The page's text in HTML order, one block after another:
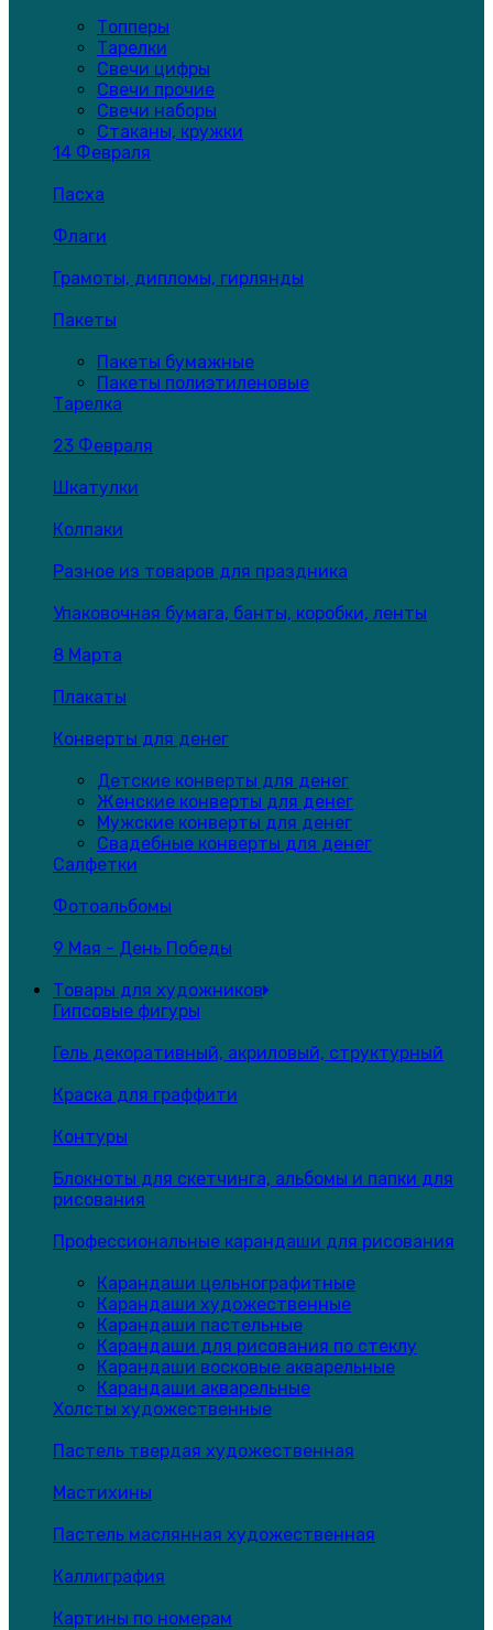
Топперы
Тарелки
Свечи цифры
Свечи прочие
Свечи наборы
Стаканы, кружки
14 Февраля
Пасха
Флаги
Грамоты, дипломы, гирлянды
Пакеты
Пакеты бумажные
Пакеты полиэтиленовые
Тарелка
23 Февраля
Шкатулки
Колпаки
Разное из товаров для праздника
Упаковочная бумага, банты, коробки, ленты
8 Марта
Плакаты
Конверты для денег
Детские конверты для денег
Женские конверты для денег
Мужские конверты для денег
Свадебные конверты для денег
Салфетки
Фотоальбомы
9 Мая - День Победы
Товары для художников
Гипсовые фигуры
Гель декоративный, акриловый, структурный
Краска для граффити
Контуры
Блокноты для скетчинга, альбомы и папки для
рисования
Профессиональные карандаши для рисования
Карандаши цельнографитные
Карандаши художественные
Карандаши пастельные
Карандаши для рисования по стеклу
Карандаши восковые акварельные
Карандаши акварельные
Холсты художественные
Пастель твердая художественная
Мастихины
Пастель маслянная художественная
Каллиграфия
Картины по номерам